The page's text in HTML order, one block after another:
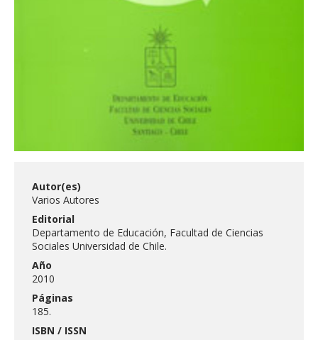
Autor(es)
Varios Autores
Editorial
Departamento de Educación, Facultad de Ciencias
Sociales Universidad de Chile.
Año
2010
Páginas
185.
ISBN / ISSN